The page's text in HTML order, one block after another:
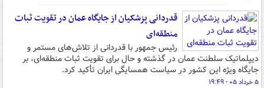
قدردانی پزشکیان از جایگاه عمان در تقویت ثبات
منطقه‌ای
رئیس جمهور با قدردانی از تلاش‌های مستمر و
دیپلماتیک سلطنت عمان در گذشته و حال برای تقویت ثبات منطقه‌ای، بر
جایگاه ویژه این کشور در سیاست همسایگی ایران تأکید کرد.
۵ خرداد ۰۵ - ۱۹:۴۹